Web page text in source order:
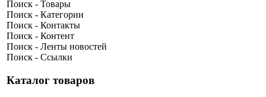
Поиск - Товары
Поиск - Категории
Поиск - Контакты
Поиск - Контент
Поиск - Ленты новостей
Поиск - Ссылки
Каталог товаров